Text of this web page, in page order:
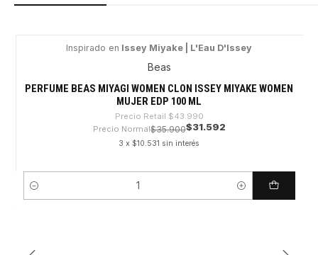
Inspirado en Issey Miyake | L'Eau D'Issey
Beas
PERFUME BEAS MIYAGI WOMEN CLON ISSEY MIYAKE WOMEN
MUJER EDP 100 ML
Precio Retail $43.990
Precio Normal$35.900$31.592
3 x $10.531 sin interés
Cantidad